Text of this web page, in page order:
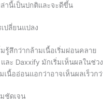
ล่านี้เป็นปกติและจะดีขึ้น
ปลี่ยนแปลง
รู้สึกว่ากล้ามเนื้อเริ่มผ่อนคลาย
ละ Daxxify มักเริ่มเห็นผลในช่ว
เนื้ออ่อนแอกว่าอาจเห็นผลเร็วกว่
ชัดเจน